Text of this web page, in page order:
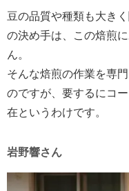
豆の品質や種類も大き
の決め手は、この焙煎
ん。
そんな焙煎の作業を専
のですが、要するにコ
在というわけです。
岩野響さん